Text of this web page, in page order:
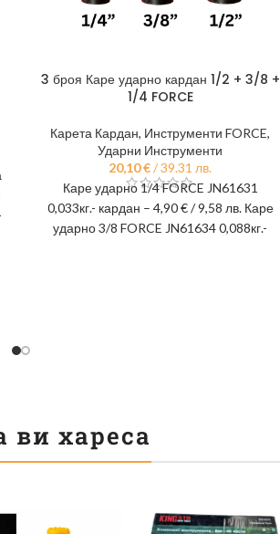
3 броя Каре ударно кардан 1/2 + 3/8 +
1/4 FORCE
Карета Кардан, Инструменти FORCE,
Ударни Инструменти
20,10€/ 39.31 лв.
Каре ударно 1/4 FORCE JN61631
0,033кг.- кардан – 4,90 € / 9,58 лв. Каре
ударно 3/8 FORCE JN61634 0,088кг.-
хареса